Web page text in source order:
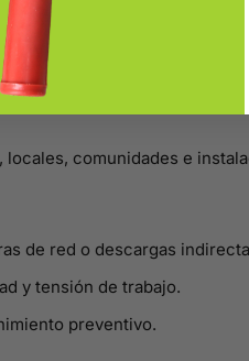
comunidades e
de red o descargas
y tensión de trabajo.
preventivo.